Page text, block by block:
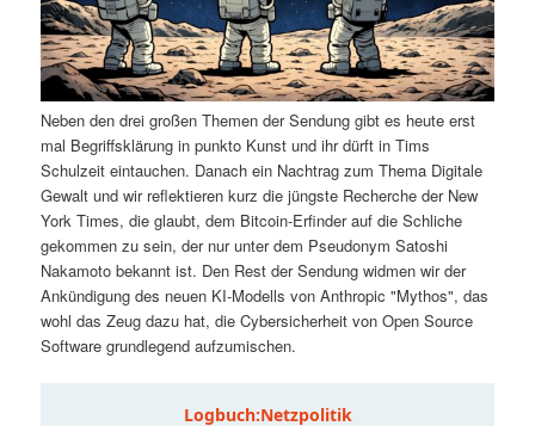
n
h
a
l
t
s
p
n
I
n
h
a
l
t
Neben den drei großen Themen der Sendung gibt es heute erst
mal Begriffsklärung in punkto Kunst und ihr dürft in Tims
Schulzeit eintauchen. Danach ein Nachtrag zum Thema Digitale
Gewalt und wir reflektieren kurz die jüngste Recherche der New
York Times, die glaubt, dem Bitcoin-Erfinder auf die Schliche
gekommen zu sein, der nur unter dem Pseudonym Satoshi
Nakamoto bekannt ist. Den Rest der Sendung widmen wir der
Ankündigung des neuen KI-Modells von Anthropic "Mythos", das
wohl das Zeug dazu hat, die Cybersicherheit von Open Source
Software grundlegend aufzumischen.